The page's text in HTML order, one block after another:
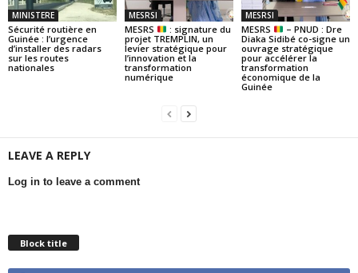
MINISTERE
Sécurité routière en
Guinée : l’urgence
d’installer des radars
sur les routes
nationales
MESRSI
MESRS
: signature du
projet TREMPLIN, un
levier stratégique pour
l’innovation et la
transformation
numérique
MESRSI
MESRS
– PNUD : Dre
Diaka Sidibé co-signe un
ouvrage stratégique
pour accélérer la
transformation
économique de la
Guinée
LEAVE A REPLY
Log in to leave a comment
Block title